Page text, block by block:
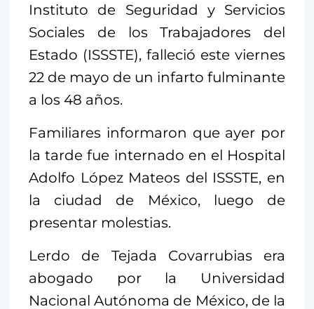
Instituto de Seguridad y Servicios
Sociales de los Trabajadores del
Estado (ISSSTE), falleció este viernes
22 de mayo de un infarto fulminante
a los 48 años.
Familiares informaron que ayer por
la tarde fue internado en el Hospital
Adolfo López Mateos del ISSSTE, en
la ciudad de México, luego de
presentar molestias.
Lerdo de Tejada Covarrubias era
abogado por la Universidad
Nacional Autónoma de México, de la